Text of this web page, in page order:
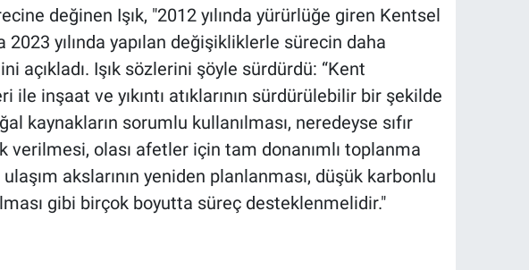
değinen Işık, "2012 yılında yürürlüğe giren Kentsel
yılında yapılan değişikliklerle sürecin daha
açıkladı. Işık sözlerini şöyle sürdürdü: “Kent
ile inşaat ve yıkıntı atıklarının sürdürülebilir bir şekilde
kaynakların sorumlu kullanılması, neredeyse sıfır
verilmesi, olası afetler için tam donanımlı toplanma
ulaşım akslarının yeniden planlanması, düşük karbonlu
gibi birçok boyutta süreç desteklenmelidir."